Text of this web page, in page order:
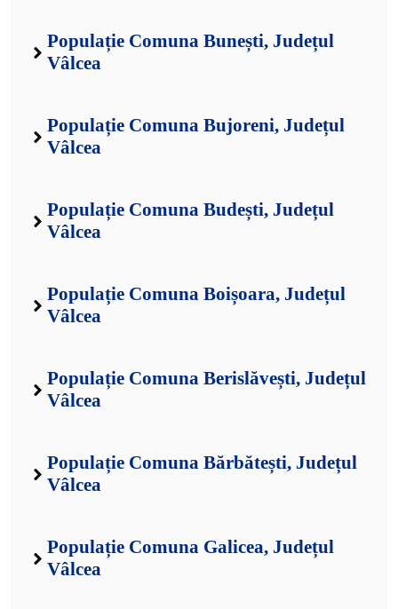
Populație Comuna Bunești, Județul
Vâlcea
Populație Comuna Bujoreni, Județul
Vâlcea
Populație Comuna Budești, Județul
Vâlcea
Populație Comuna Boișoara, Județul
Vâlcea
Populație Comuna Berislăvești, Județul
Vâlcea
Populație Comuna Bărbătești, Județul
Vâlcea
Populație Comuna Galicea, Județul
Vâlcea